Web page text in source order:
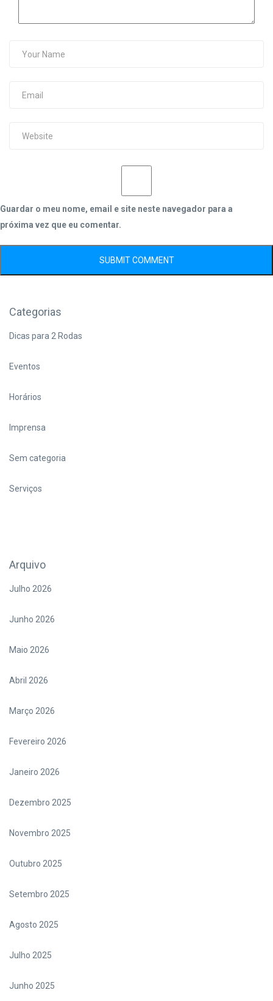
Guardar o meu nome, email e site neste navegador para a
próxima vez que eu comentar.
Categorias
Dicas para 2 Rodas
Eventos
Horários
Imprensa
Sem categoria
Serviços
Arquivo
Julho 2026
Junho 2026
Maio 2026
Abril 2026
Março 2026
Fevereiro 2026
Janeiro 2026
Dezembro 2025
Novembro 2025
Outubro 2025
Setembro 2025
Agosto 2025
Julho 2025
Junho 2025